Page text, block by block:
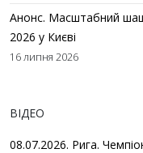
Анонс. Масштабний
2026 у Києві
16 липня 2026
ВІДЕО
08.07.2026. Рига.